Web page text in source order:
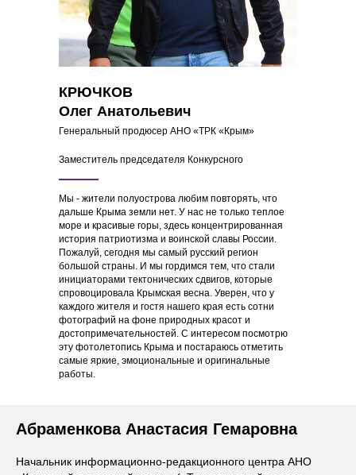
КРЮЧКОВ
Олег Анатольевич
Генеральный продюсер АНО «ТРК «Крым»
Заместитель председателя Конкурсного
Мы - жители полуострова любим повторять, что
дальше Крыма земли нет. У нас не только теплое
море и красивые горы, здесь концентрированная
история патриотизма и воинской славы России.
Пожалуй, сегодня мы самый русский регион
большой страны. И мы гордимся тем, что стали
инициаторами тектонических сдвигов, которые
спровоцировала Крымская весна. Уверен, что у
каждого жителя и гостя нашего края есть сотни
фотографий на фоне природных красот и
достопримечательностей. С интересом посмотрю
эту фотолетопись Крыма и постараюсь отметить
самые яркие, эмоциональные и оригинальные
работы.
Абраменкова Анастасия Гемаровна
Начальник информационно-редакционного центра АНО